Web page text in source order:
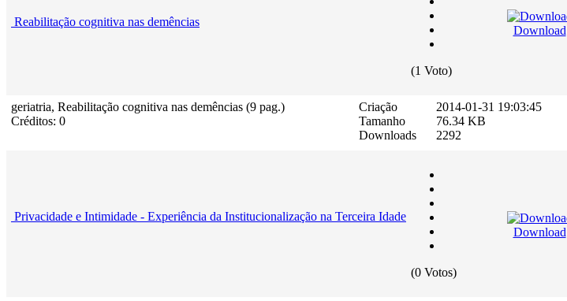
Reabilitação cognitiva nas demências
(1 Voto)
Download
geriatria, Reabilitação cognitiva nas demências (9 pag.)
Créditos: 0
Criação
Tamanho
Downloads
2014-01-31 19:03:45
76.34 KB
2292
Privacidade e Intimidade - Experiência da Institucionalização na Terceira Idade
(0 Votos)
Download